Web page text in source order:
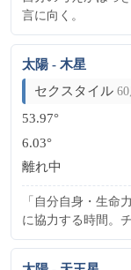
言に向く。
太陽 - 木星
セクスタイル
53.97°
6.03°
離れ中
「自分自身・生命
に協力する時間。